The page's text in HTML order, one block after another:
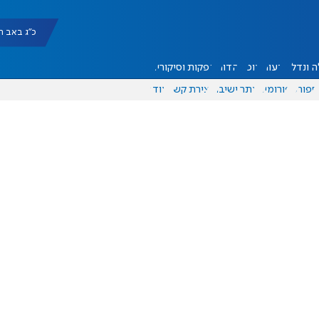
כ"ג באב תשפ"ו
ונדל"ן דעות אוכל יהדות הפקות וסיקורים
ספורט פורומים אתר ישיבה יצירת קשר עוד